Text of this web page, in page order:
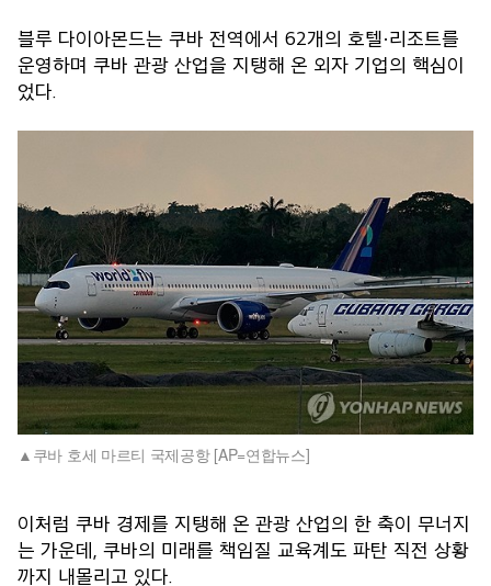
블루 다이아몬드는 쿠바 전역에서 62개의 호텔·리조트를
운영하며 쿠바 관광 산업을 지탱해 온 외자 기업의 핵심이
었다.
쿠바 호세 마르티 국제공항 [AP=연합뉴스]
이처럼 쿠바 경제를 지탱해 온 관광 산업의 한 축이 무너지
는 가운데, 쿠바의 미래를 책임질 교육계도 파탄 직전 상황
까지 내몰리고 있다.